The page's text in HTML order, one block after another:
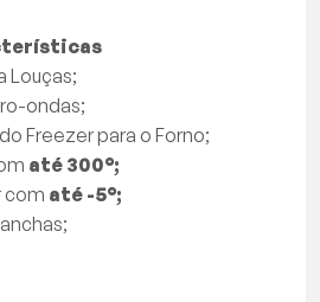
Louças;
ondas;
Freezer para o Forno;
até 300°;
com até -5°;